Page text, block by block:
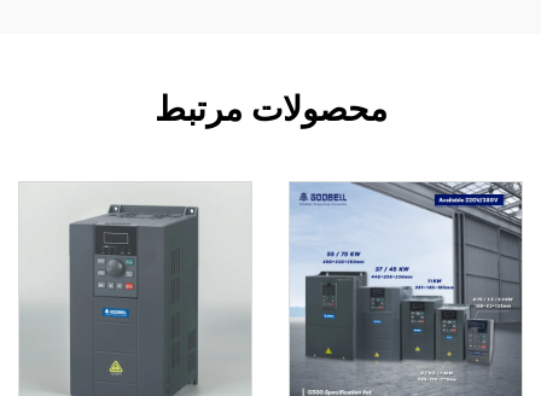
محصولات مرتبط